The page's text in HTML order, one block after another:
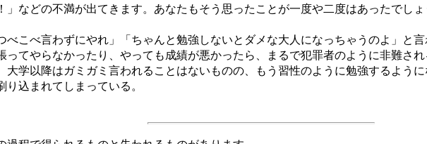
」などの不満が出てきます。あなたもそう思ったことが一度や二度はあったでしょ
こべ言わずにやれ」「ちゃんと勉強しないとダメな大人になっちゃうのよ」と
ってやらなかったり、やっても成績が悪かったら、まるで犯罪者のように非難さ
大学以降はガミガミ言われることはないものの、もう習性のように勉強するよう
り込まれてしまっている。